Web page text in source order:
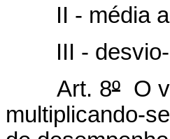
II - média
III - desvio-
Art. 8ºO
multiplicando-